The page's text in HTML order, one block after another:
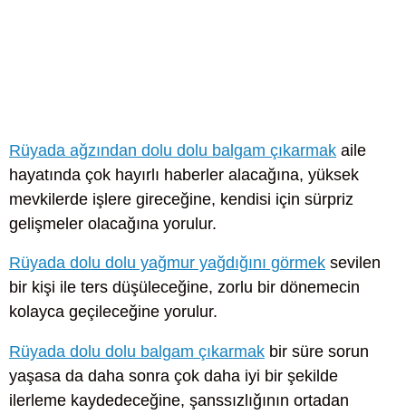
Rüyada ağzından dolu dolu balgam çıkarmak aile
hayatında çok hayırlı haberler alacağına, yüksek
mevkilerde işlere gireceğine, kendisi için sürpriz
gelişmeler olacağına yorulur.
Rüyada dolu dolu yağmur yağdığını görmek sevilen
bir kişi ile ters düşüleceğine, zorlu bir dönemecin
kolayca geçileceğine yorulur.
Rüyada dolu dolu balgam çıkarmak bir süre sorun
yaşasa da daha sonra çok daha iyi bir şekilde
ilerleme kaydedeceğine, şanssızlığının ortadan